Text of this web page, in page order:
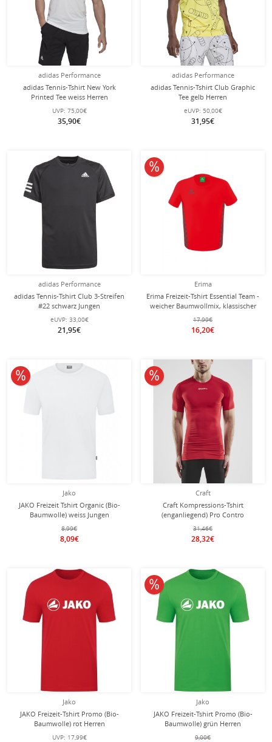
adidas Performance
adidas Tennis-Tshirt New York
Printed Tee weiss Herren
UVP: 75,00€
35,90€
adidas Performance
adidas Tennis-Tshirt Club Graphic
Tee gelb Herren
eUVP: 50,00€
31,95€
adidas Performance
adidas Tennis-Tshirt Club 3-Streifen
#22 schwarz Jungen
eUVP: 33,00€
21,95€
Erima
Erima Freizeit-Tshirt Essential Team -
weicher Baumwollmix, klassischer
Schnitt - rot/grau Herren
17,99€
16,20€
10% reduziert
Jako
JAKO Freizeit Tshirt Organic (Bio-
Baumwolle) weiss Jungen
8,99€
8,09€
10% reduziert
Craft
Craft Kompressions-Tshirt
(enganliegend) Pro Contro
Unterwäsche rot Herren
31,46€
28,32€
10% reduziert
Jako
JAKO Freizeit-Tshirt Promo (Bio-
Baumwolle) rot Herren
UVP: 17,99€
Jako
JAKO Freizeit-Tshirt Promo (Bio-
Baumwolle) grün Herren
9,00€
10% reduziert